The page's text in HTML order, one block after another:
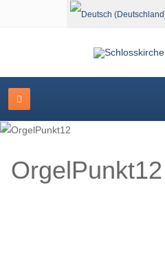
Sprache auswählen
OrgelPunkt12